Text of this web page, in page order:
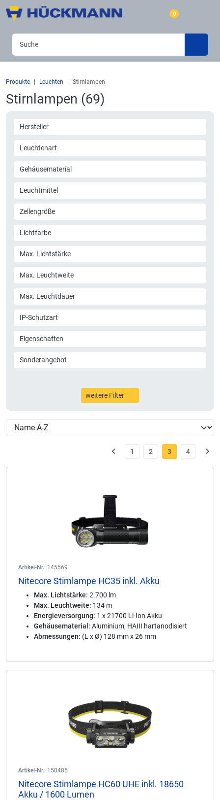
0
Produkte Leuchten Stirnlampen
Stirnlampen (69)
Hersteller
Leuchtenart
Gehäusematerial
Leuchtmittel
Zellengröße
Lichtfarbe
Max. Lichtstärke
Max. Leuchtweite
Max. Leuchtdauer
IP-Schutzart
Eigenschaften
Sonderangebot
weitere Filter
1 2 3 4
Artikel-Nr.: 145569
Nitecore Stirnlampe HC35 inkl. Akku
Max. Lichtstärke: 2.700 lm
Max. Leuchtweite: 134 m
Energieversorgung: 1 x 21700 Li-Ion Akku
Gehäusematerial: Aluminium, HAIII hartanodisiert
Abmessungen: (L x Ø) 128 mm x 26 mm
Artikel-Nr.: 150485
Nitecore Stirnlampe HC60 UHE inkl. 18650
Akku / 1600 Lumen